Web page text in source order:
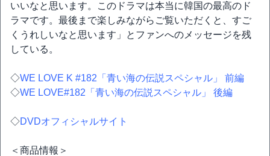
いいなと思います。このドラマは本当に韓国の最高のド
ラマです。最後まで楽しみながらご覧いただくと、すご
くうれしいなと思います」とファンへのメッセージを残
している。
◇WE LOVE K #182「青い海の伝説スペシャル」 前編
◇WE LOVE#182「青い海の伝説スペシャル」 後編
◇DVDオフィシャルサイト
＜商品情報＞